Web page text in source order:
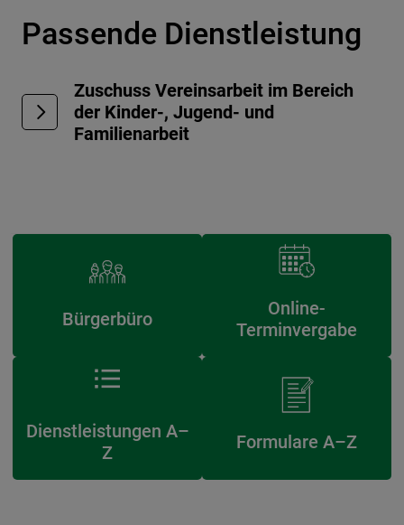
Passende Dienstleistung
Zuschuss Vereinsarbeit im Bereich
der Kinder-, Jugend- und
Familienarbeit
Bürgerbüro
Online-
Terminvergabe
Dienstleistungen A–
Z
Formulare A–Z